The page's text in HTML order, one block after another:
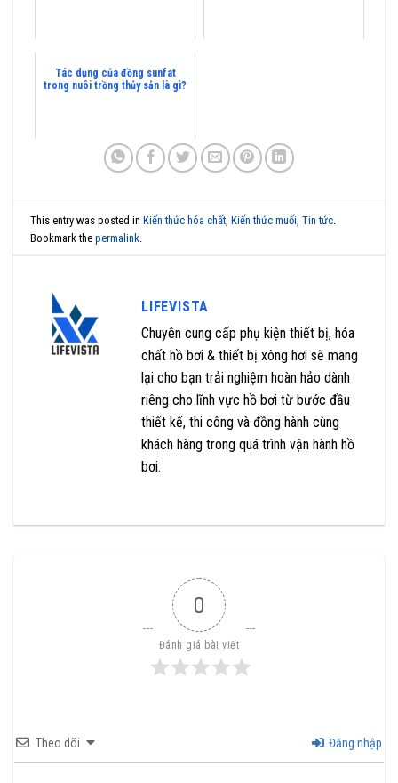
Tác dụng của đồng sunfat
trong nuôi trồng thủy sản là gì?
This entry was posted inKiến thức hóa chất,Kiến thức muối,Tin tức.
Bookmark thepermalink.
LIFEVISTA
Chuyên cung cấp phụ kiện thiết bị, hóa
chất hồ bơi & thiết bị xông hơi sẽ mang
lại cho bạn trải nghiệm hoàn hảo dành
riêng cho lĩnh vực hồ bơi từ bước đầu
thiết kế, thi công và đồng hành cùng
khách hàng trong quá trình vận hành hồ
bơi.
0
Đánh giá bài viết
Theo dõi Đăng nhập